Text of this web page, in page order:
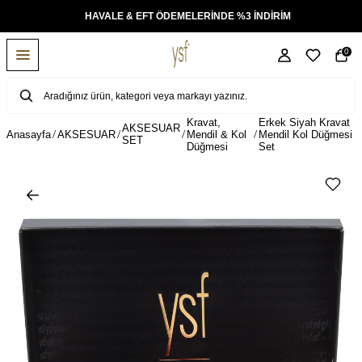
HAVALE & EFT ÖDEMELERİNDE %3 İNDİRİM
0
Anasayfa AKSESUAR AKSESUAR
SET
Kravat,
Mendil & Kol
Düğmesi
Erkek Siyah Kravat
Mendil Kol Düğmesi
Set